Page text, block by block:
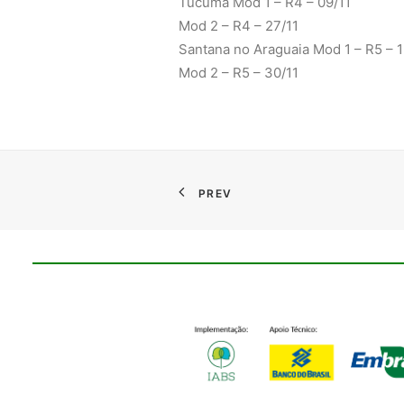
Mod 2 – R4 – 27/11
Santana no Araguaia Mod 1 – R5 –
Mod 2 – R5 – 30/11
PREV